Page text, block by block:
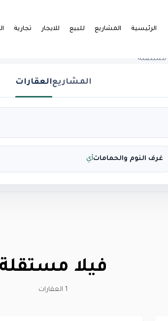
الرئيسية المشاريع للبيع للايجار تجارية
مستقلة
المشاريعالعقارات
غرف النوم والحماماتأي
فيلا مستقلة
1 العقارات